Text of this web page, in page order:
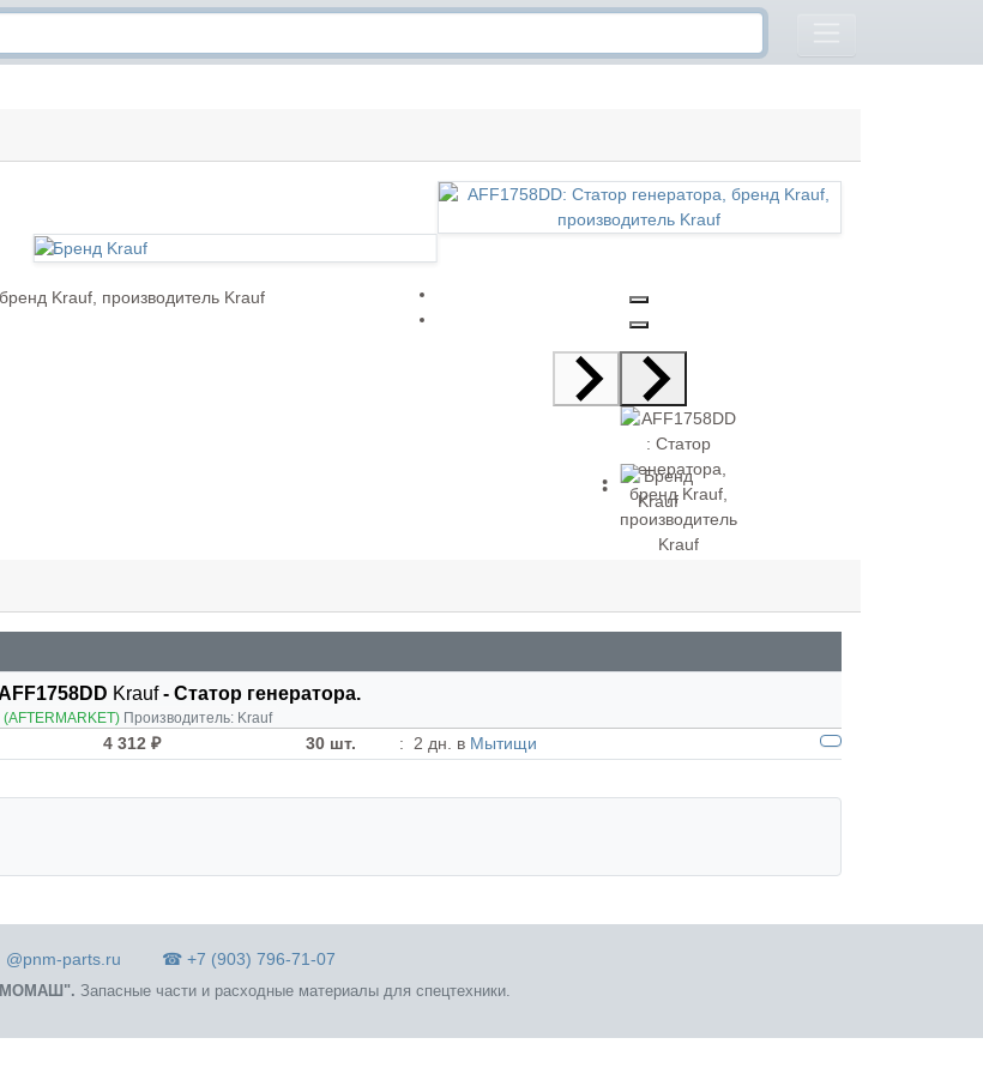
Krauf, производитель Krauf
Krauf- Статор генератора.
(AFTERMARKET)Производитель: Krauf
4 312 ₽ 30 шт. : 2 дн. в Мытищи
@pnm-parts.ru ☎ +7 (903) 796-71-07
Запасные части и расходные материалы для спецтехники.